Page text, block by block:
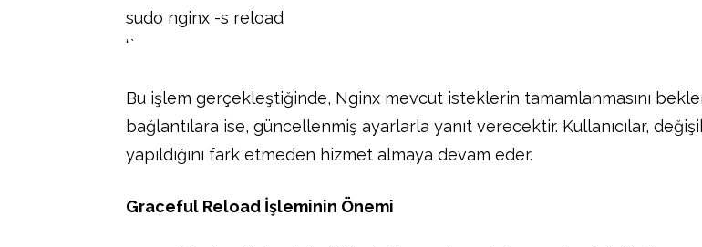
sudo nginx -s reload
“`
Bu işlem gerçekleştiğinde, Nginx mevcut isteklerin tamamlanmasını
bağlantılara ise, güncellenmiş ayarlarla yanıt verecektir. Kullanıcılar,
yapıldığını fark etmeden hizmet almaya devam eder.
Graceful Reload İşleminin Önemi